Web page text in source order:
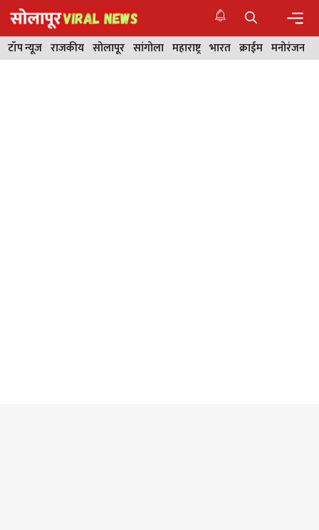
Skip
to
content
टॉप न्यूज राजकीय सोलापूर सांगोला महाराष्ट्र भारत क्राईम मनोरंजन